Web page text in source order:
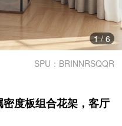
1/6
SPU：BRINNRSQQR
度板组合花架，客厅